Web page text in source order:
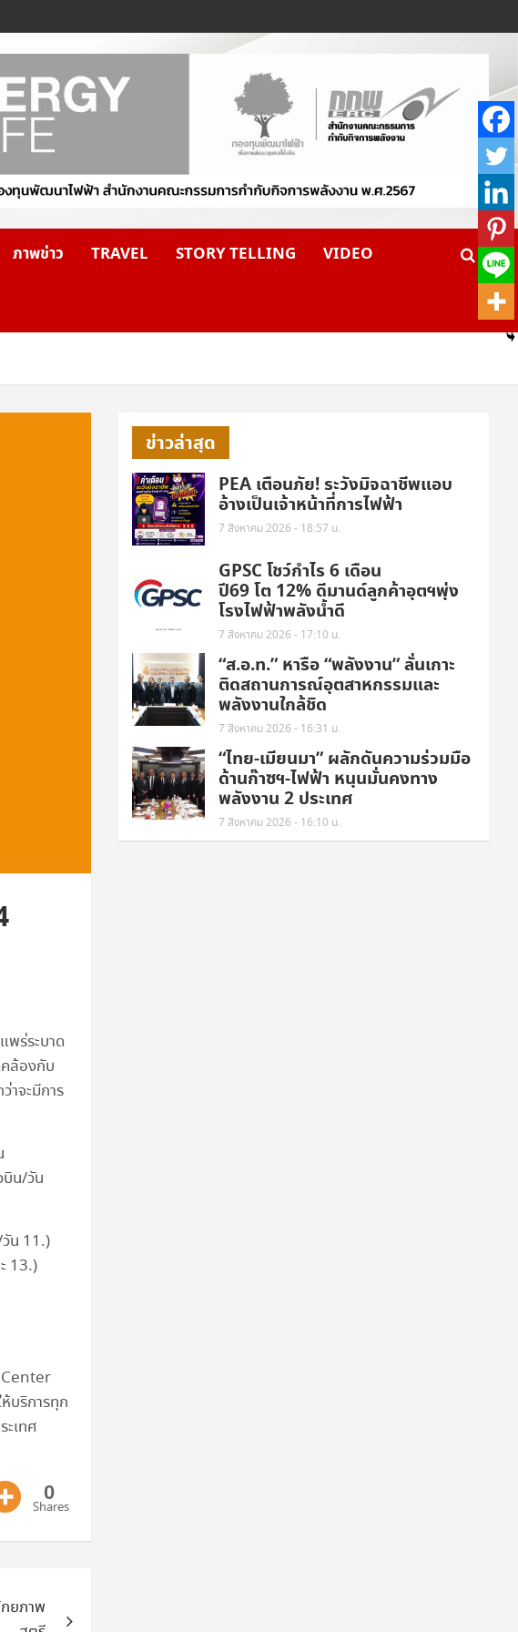
ภาพข่าว TRAVEL STORY TELLING VIDEO
พร่ระบาด
คล้องกับ
าจะมีการ
บิน/วัน
วัน 11.)
13.)
Center
บริการทุก
เทศ
0
Shares
ยภาพ
ข่าวล่าสุด
PEA เตือนภัย! ระวังมิจฉาชีพแอบ
อ้างเป็นเจ้าหน้าที่การไฟฟ้า
7 สิงหาคม 2026 - 18:57 น.
GPSC โชว์กำไร 6 เดือน
ปี69 โต 12% ดีมานด์ลูกค้าอุตฯพุ่ง
โรงไฟฟ้าพลังน้ำดี
7 สิงหาคม 2026 - 17:10 น.
“ส.อ.ท.” หารือ “พลังงาน” ลั่นเกาะ
ติดสถานการณ์อุตสาหกรรมและ
พลังงานใกล้ชิด
7 สิงหาคม 2026 - 16:31 น.
“ไทย-เมียนมา” ผลักดันความร่วมมือ
ด้านก๊าซฯ-ไฟฟ้า หนุนมั่นคงทาง
พลังงาน 2 ประเทศ
7 สิงหาคม 2026 - 16:10 น.